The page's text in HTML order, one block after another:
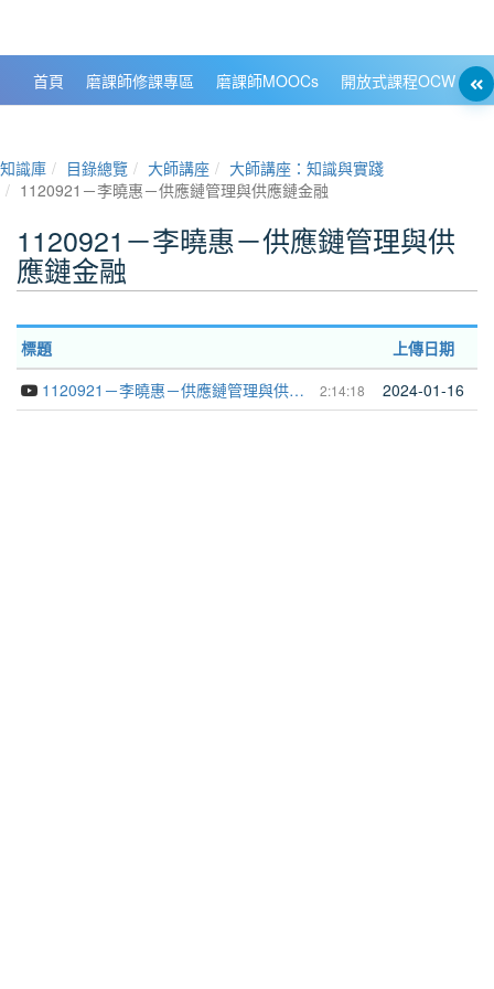
首頁 磨課師修課專區 磨課師MOOCs 開放式課程OCW
知識庫 目錄總覽 大師講座
大師講座：知識與實踐
1120921－李曉惠－供應鏈管理與供應鏈金融
1120921－李曉惠－供應鏈管理與供
應鏈金融
標題 上傳日期
2:14:18
1120921－李曉惠－供應鏈管理與供應鏈金融 2024-01-16